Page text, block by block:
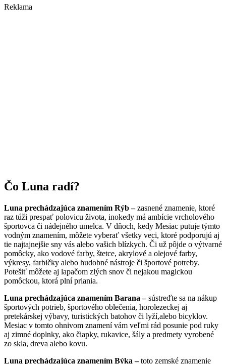
Reklama
Čo Luna radí?
Luna prechádzajúca znamením Rýb –zasnené znamenie, ktoré
raz túži prespať polovicu života, inokedy má ambície vrcholového
športovca či nádejného umelca. V dňoch, kedy Mesiac putuje týmto
vodným znamením, môžete vyberať všetky veci, ktoré podporujú aj
tie najtajnejšie sny vás alebo vašich blízkych. Či už pôjde o výtvarné
pomôcky, ako vodové farby, štetce, akrylové a olejové farby,
výkresy, farbičky alebo hudobné nástroje či športové potreby.
Potešiť môžete aj lapačom zlých snov či nejakou magickou
pomôckou, ktorá plní priania.
Luna prechádzajúca znamením Barana –sústreďte sa na nákup
športových potrieb, športového oblečenia, horolezeckej aj
pretekárskej výbavy, turistických batohov či lyží,alebo bicyklov.
Mesiac v tomto ohnivom znamení vám veľmi rád posunie pod ruky
aj zimné doplnky, ako čiapky, rukavice, šály a predmety vyrobené
zo skla, dreva alebo kovu.
Luna prechádzajúca znamením Býka –toto zemské znamenie